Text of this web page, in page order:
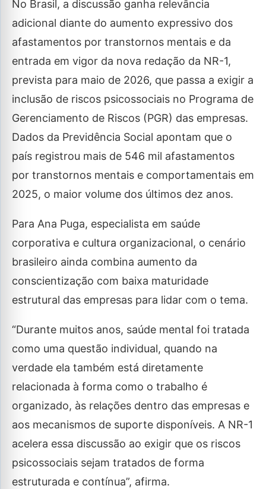
No Brasil, a discussão ganha relevância
adicional diante do aumento expressivo dos
afastamentos por transtornos mentais e da
entrada em vigor da nova redação da NR-1,
prevista para maio de 2026, que passa a exigir a
inclusão de riscos psicossociais no Programa de
Gerenciamento de Riscos (PGR) das empresas.
Dados da Previdência Social apontam que o
país registrou mais de 546 mil afastamentos
por transtornos mentais e comportamentais em
2025, o maior volume dos últimos dez anos.
Para Ana Puga, especialista em saúde
corporativa e cultura organizacional, o cenário
brasileiro ainda combina aumento da
conscientização com baixa maturidade
estrutural das empresas para lidar com o tema.
“Durante muitos anos, saúde mental foi tratada
como uma questão individual, quando na
verdade ela também está diretamente
relacionada à forma como o trabalho é
organizado, às relações dentro das empresas e
aos mecanismos de suporte disponíveis. A NR-1
acelera essa discussão ao exigir que os riscos
psicossociais sejam tratados de forma
estruturada e contínua”, afirma.